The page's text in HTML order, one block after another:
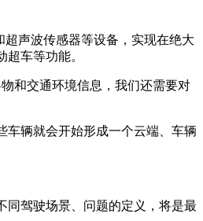
声波传感器等设备，实现在绝大
车等功能。
和交通环境信息，我们还需要对
辆就会开始形成一个云端、车辆
驾驶场景、问题的定义，将是最